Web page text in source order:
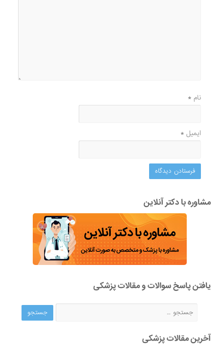
نام*
ایمیل*
مشاوره با دکتر آنلاین
یافتن پاسخ سوالات و مقالات پزشکی
آخرین مقالات پزشکی